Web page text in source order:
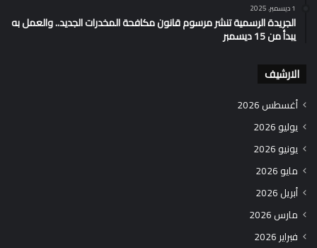
1 ديسمبر، 2025
الجريدة الرسمية تنشر مرسوم قانون مكافحة المخدرات الجديد.. والعمل به
يبدأ من 15 ديسمبر
الارشيف
أغسطس 2026
يوليو 2026
يونيو 2026
مايو 2026
أبريل 2026
مارس 2026
فبراير 2026